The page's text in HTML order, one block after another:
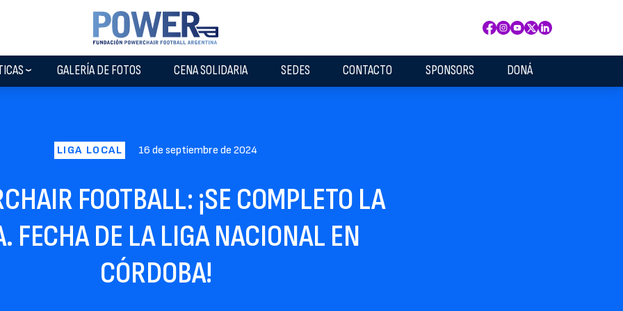
GALERÍA DE FOTOS CENA SOLIDARIA SEDES CONTACTO SPONSORS DONÁ
LIGA LOCAL 16 de septiembre de 2024
FOOTBALL: ¡SE COMPLETO LA
FECHA DE LA LIGA NACIONAL EN
CÓRDOBA!